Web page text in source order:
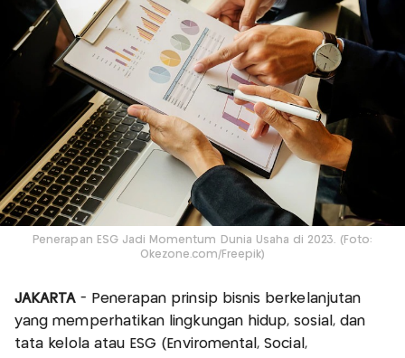
Penerapan ESG Jadi Momentum Dunia Usaha di 2023. (Foto:
Okezone.com/Freepik)
JAKARTA - Penerapan prinsip bisnis berkelanjutan
yang memperhatikan lingkungan hidup, sosial, dan
tata kelola atau ESG (Enviromental, Social,